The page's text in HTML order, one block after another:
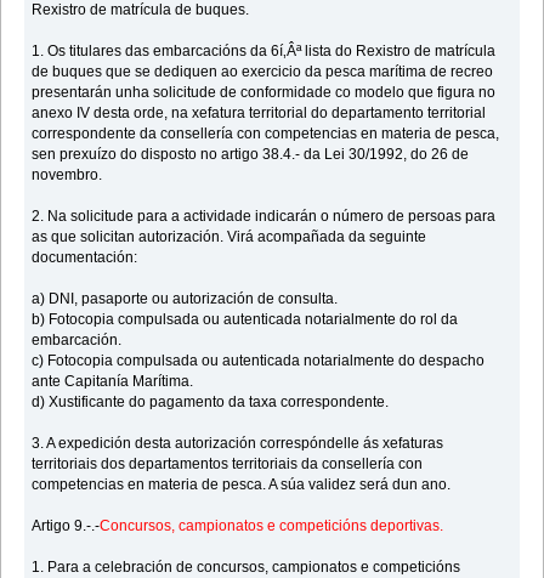
Rexistro de matrícula de buques.
1. Os titulares das embarcacións da 6í‚Âª lista do Rexistro de matrícula
de buques que se dediquen ao exercicio da pesca marítima de recreo
presentarán unha solicitude de conformidade co modelo que figura no
anexo IV desta orde, na xefatura territorial do departamento territorial
correspondente da consellería con competencias en materia de pesca,
sen prexuízo do disposto no artigo 38.4.- da Lei 30/1992, do 26 de
novembro.
2. Na solicitude para a actividade indicarán o número de persoas para
as que solicitan autorización. Virá acompañada da seguinte
documentación:
a) DNI, pasaporte ou autorización de consulta.
b) Fotocopia compulsada ou autenticada notarialmente do rol da
embarcación.
c) Fotocopia compulsada ou autenticada notarialmente do despacho
ante Capitanía Marítima.
d) Xustificante do pagamento da taxa correspondente.
3. A expedición desta autorización correspóndelle ás xefaturas
territoriais dos departamentos territoriais da consellería con
competencias en materia de pesca. A súa validez será dun ano.
Artigo 9.-.-Concursos, campionatos e competicións deportivas.
1. Para a celebración de concursos, campionatos e competicións